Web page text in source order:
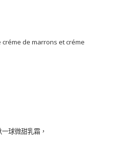
de marrons et créme
球微甜乳霜，